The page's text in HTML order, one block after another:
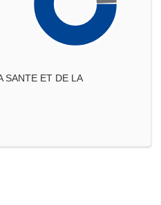
SANTE ET DE LA